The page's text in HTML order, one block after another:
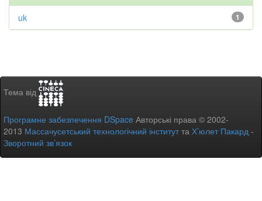
1
uk
Тема від
Програмне забезпечення DSpace Авторські права © 2002-
2013 Массачусетський технологічний інститутта Х’юлет Пакард -
Зворотний зв’язок